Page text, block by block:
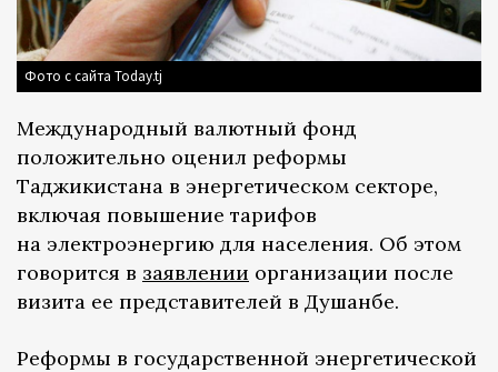
Фото с сайта Today.tj
Международный валютный фонд
положительно оценил реформы
Таджикистана в энергетическом секторе,
включая повышение тарифов
на электроэнергию для населения. Об этом
говорится в заявлении организации после
визита ее представителей в Душанбе.
Реформы в государственной энергетической